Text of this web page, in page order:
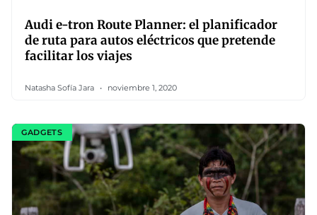
Audi e-tron Route Planner: el planificador
de ruta para autos eléctricos que pretende
facilitar los viajes
Natasha Sofía Jara noviembre 1, 2020
GADGETS